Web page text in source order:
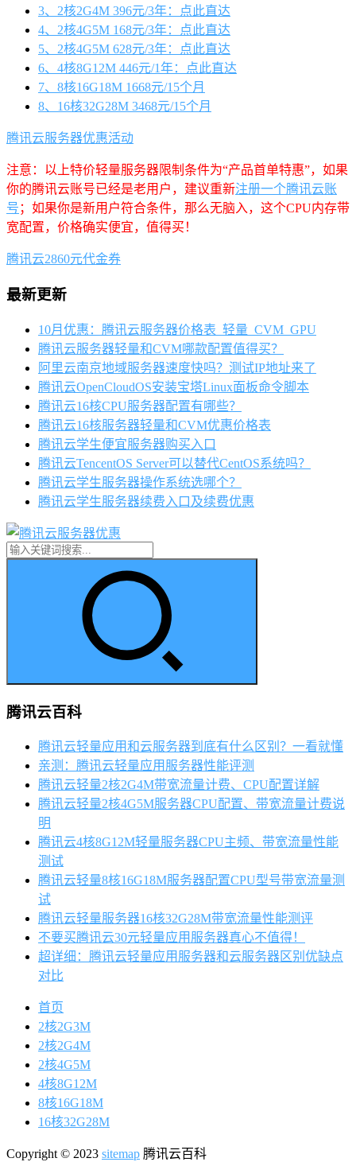
3、2核2G4M 396元/3年：点此直达
4、2核4G5M 168元/3年：点此直达
5、2核4G5M 628元/3年：点此直达
6、4核8G12M 446元/1年：点此直达
7、8核16G18M 1668元/15个月
8、16核32G28M 3468元/15个月
腾讯云服务器优惠活动
注意：以上特价轻量服务器限制条件为“产品首单特惠”，如果
你的腾讯云账号已经是老用户，建议重新注册一个腾讯云账
号 ；如果你是新用户符合条件，那么无脑入，这个CPU内存带
宽配置，价格确实便宜，值得买！
腾讯云2860元代金券
最新更新
10月优惠：腾讯云服务器价格表_轻量_CVM_GPU
腾讯云服务器轻量和CVM哪款配置值得买？
阿里云南京地域服务器速度快吗？测试IP地址来了
腾讯云OpenCloudOS安装宝塔Linux面板命令脚本
腾讯云16核CPU服务器配置有哪些？
腾讯云16核服务器轻量和CVM优惠价格表
腾讯云学生便宜服务器购买入口
腾讯云TencentOS Server可以替代CentOS系统吗？
腾讯云学生服务器操作系统选哪个？
腾讯云学生服务器续费入口及续费优惠
腾讯云百科
腾讯云轻量应用和云服务器到底有什么区别？一看就懂
亲测：腾讯云轻量应用服务器性能评测
腾讯云轻量2核2G4M带宽流量计费、CPU配置详解
腾讯云轻量2核4G5M服务器CPU配置、带宽流量计费说
明
腾讯云4核8G12M轻量服务器CPU主频、带宽流量性能
测试
腾讯云轻量8核16G18M服务器配置CPU型号带宽流量测
试
腾讯云轻量服务器16核32G28M带宽流量性能测评
不要买腾讯云30元轻量应用服务器真心不值得！
超详细：腾讯云轻量应用服务器和云服务器区别优缺点
对比
首页
2核2G3M
2核2G4M
2核4G5M
4核8G12M
8核16G18M
16核32G28M
Copyright © 2023 sitemap 腾讯云百科